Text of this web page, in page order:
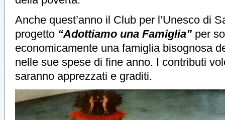
Anche quest’anno il Club per l’Unesco di
progetto “Adottiamo una Famiglia” per
economicamente una famiglia bisognosa
nelle sue spese di fine anno. I contributi
saranno apprezzati e graditi.